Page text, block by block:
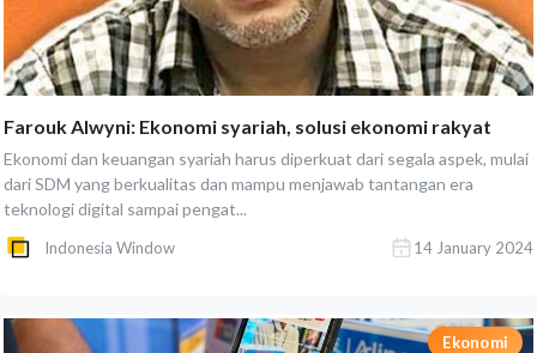
Farouk Alwyni: Ekonomi syariah, solusi ekonomi rakyat
Ekonomi dan keuangan syariah harus diperkuat dari segala aspek, mulai
dari SDM yang berkualitas dan mampu menjawab tantangan era
teknologi digital sampai pengat...
Indonesia Window 14 January 2024
Ekonomi